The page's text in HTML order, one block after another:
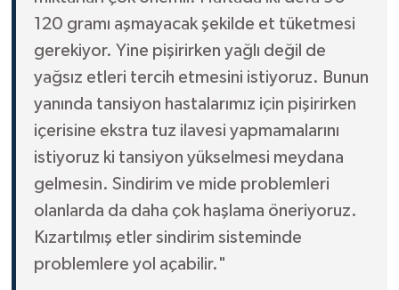
120 gramı aşmayacak şekilde et tüketmesi
gerekiyor. Yine pişirirken yağlı değil de
yağsız etleri tercih etmesini istiyoruz. Bunun
yanında tansiyon hastalarımız için pişirirken
içerisine ekstra tuz ilavesi yapmamalarını
istiyoruz ki tansiyon yükselmesi meydana
gelmesin. Sindirim ve mide problemleri
olanlarda da daha çok haşlama öneriyoruz.
Kızartılmış etler sindirim sisteminde
problemlere yol açabilir."